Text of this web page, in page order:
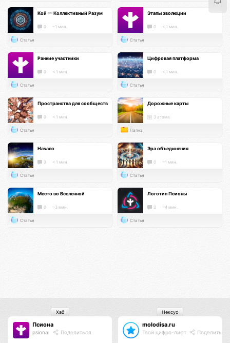
Кой — Коллективный Разум
0 ~1 мин.
Статья
Этапы эволюции
0 < 1 мин.
Статья
Ранние участники
0 < 1 мин.
Статья
Цифровая платформа
0 < 1 мин.
Статья
Пространства для сообществ
0 < 1 мин.
Статья
Дорожные карты
3 атома
Папка
Начало
3 < 1 мин.
Статья
Эра объединения
0 ~1 мин.
Статья
Место во Вселенной
0 ~3 мин.
Статья
Логотип Псионы
2 ~4 мин.
Статья
Псиона
psiona Поделиться
Хаб
molodisa.ru
Твой цифро-лифт Поделиться
Нексус